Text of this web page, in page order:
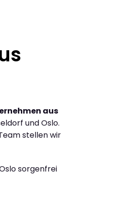
aus
und Oslo.
stellen wir
sorgenfrei